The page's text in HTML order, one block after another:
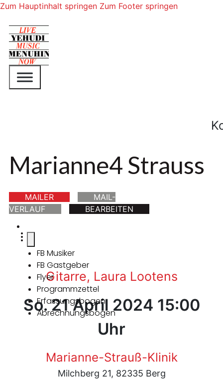
Zum Hauptinhalt springen Zum Footer springen
Marianne4 Strauss
MAILER
MAIL-
VERLAUF
BEARBEITEN
FB Musiker
FB Gastgeber
Flyer
Programmzettel
Erfassungsbogen
Abrechnungsbogen
Gitarre, Laura Lootens
So. 21 April 2024 15:00
Uhr
Marianne-Strauß-Klinik
Milchberg 21, 82335 Berg